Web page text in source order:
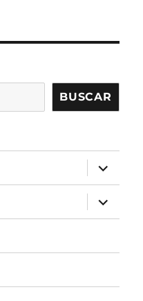
BUSCAR
expandir
el
menú
inferior
expandir
el
menú